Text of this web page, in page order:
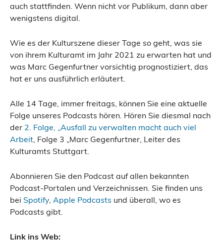
auch stattfinden. Wenn nicht vor Publikum, dann aber
wenigstens digital.
Wie es der Kulturszene dieser Tage so geht, was sie
von ihrem Kulturamt im Jahr 2021 zu erwarten hat und
was Marc Gegenfurtner vorsichtig prognostiziert, das
hat er uns ausführlich erläutert.
Alle 14 Tage, immer freitags, können Sie eine aktuelle
Folge unseres Podcasts hören. Hören Sie diesmal nach
der 2. Folge, „Ausfall zu verwalten macht auch viel
Arbeit , Folge 3 „Marc Gegenfurtner, Leiter des
Kulturamts Stuttgart.
Abonnieren Sie den Podcast auf allen bekannten
Podcast-Portalen und Verzeichnissen. Sie finden uns
bei Spotify, Apple Podcasts und überall, wo es
Podcasts gibt.
Link ins Web: